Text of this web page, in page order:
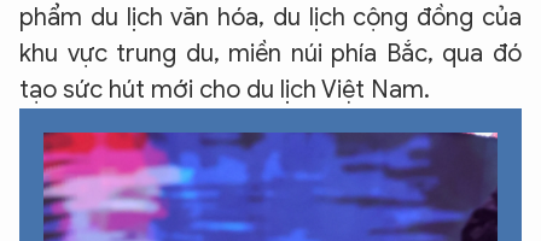
phẩm du lịch văn hóa, du lịch cộng đồng của
khu vực trung du, miền núi phía Bắc, qua đó
tạo sức hút mới cho du lịch Việt Nam.